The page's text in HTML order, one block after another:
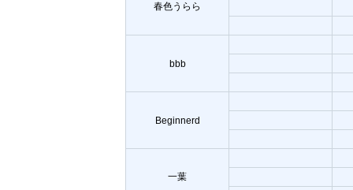
春色うらら
bbb
Beginnerd
一葉